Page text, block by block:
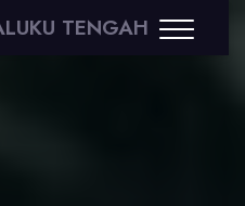
TENGAH